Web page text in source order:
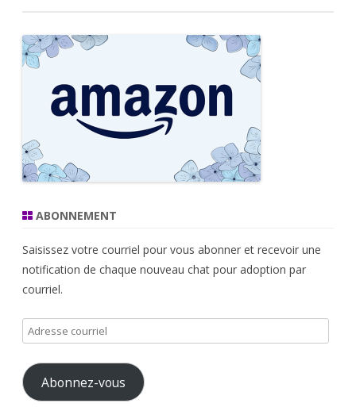
ABONNEMENT
Saisissez votre courriel pour vous abonner et recevoir une
notification de chaque nouveau chat pour adoption par
courriel.
Adresse
courriel
Abonnez-vous